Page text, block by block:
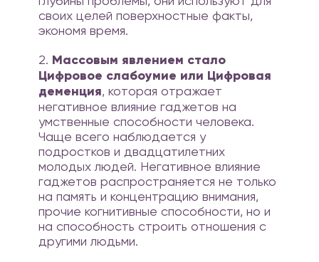
своих целей поверхностные факты,
экономя время.
2. Массовым явлением стало
Цифровое слабоумие или Цифровая
деменция, которая отражает
негативное влияние гаджетов на
умственные способности человека.
Чаще всего наблюдается у
подростков и двадцатилетних
молодых людей. Негативное влияние
гаджетов распространяется не только
на память и концентрацию внимания,
прочие когнитивные способности, но и
на способность строить отношения с
другими людьми.